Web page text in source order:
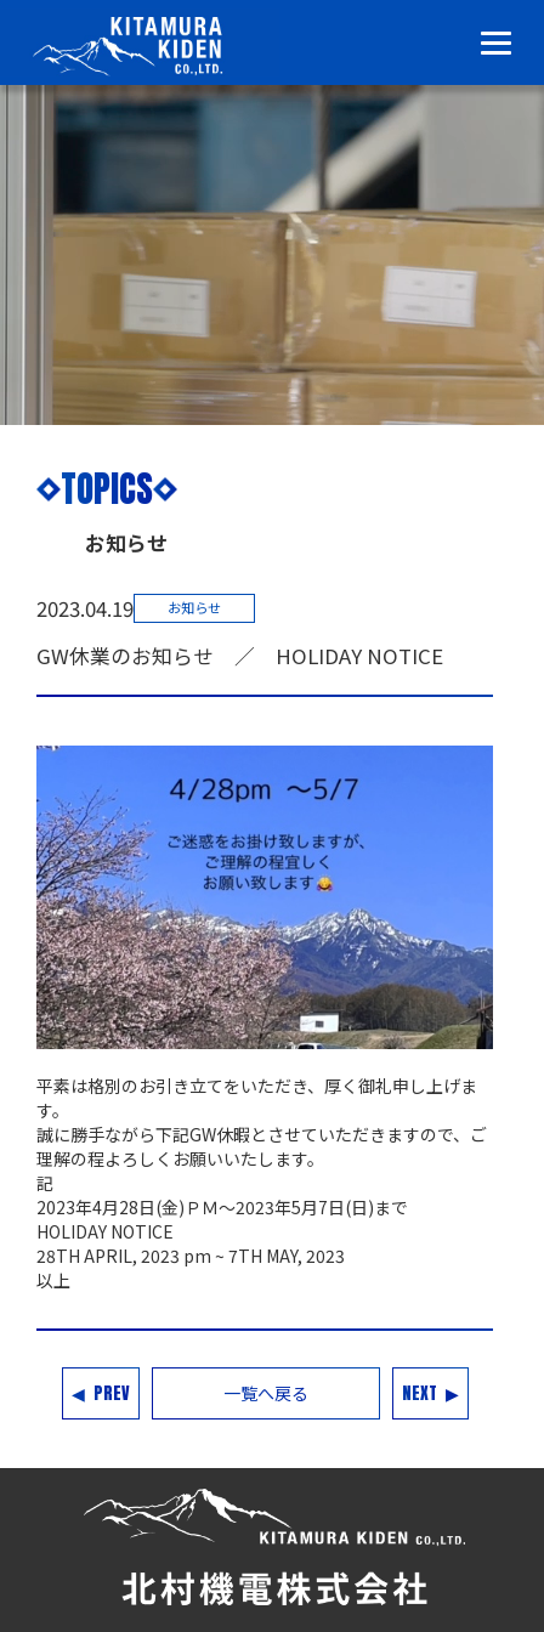
TOPICS
お知らせ
TOPICS
お知らせ
2023.04.19 お知らせ
GW休業のお知らせ ／ HOLIDAY NOTICE
平素は格別のお引き立てをいただき、厚く御礼申し上げま
す。
誠に勝手ながら下記GW休暇とさせていただきますので、ご
理解の程よろしくお願いいたします。
記
2023年4月28日(金)ＰＭ～2023年5月7日(日)まで
HOLIDAY NOTICE
28TH APRIL, 2023 pm ~ 7TH MAY, 2023
以上
◀ PREV 一覧へ戻る NEXT ▶